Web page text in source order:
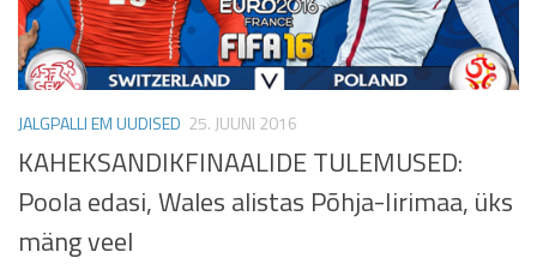
JALGPALLI EM UUDISED 25. JUUNI 2016
KAHEKSANDIKFINAALIDE TULEMUSED:
Poola edasi, Wales alistas Põhja-Iirimaa, üks
mäng veel